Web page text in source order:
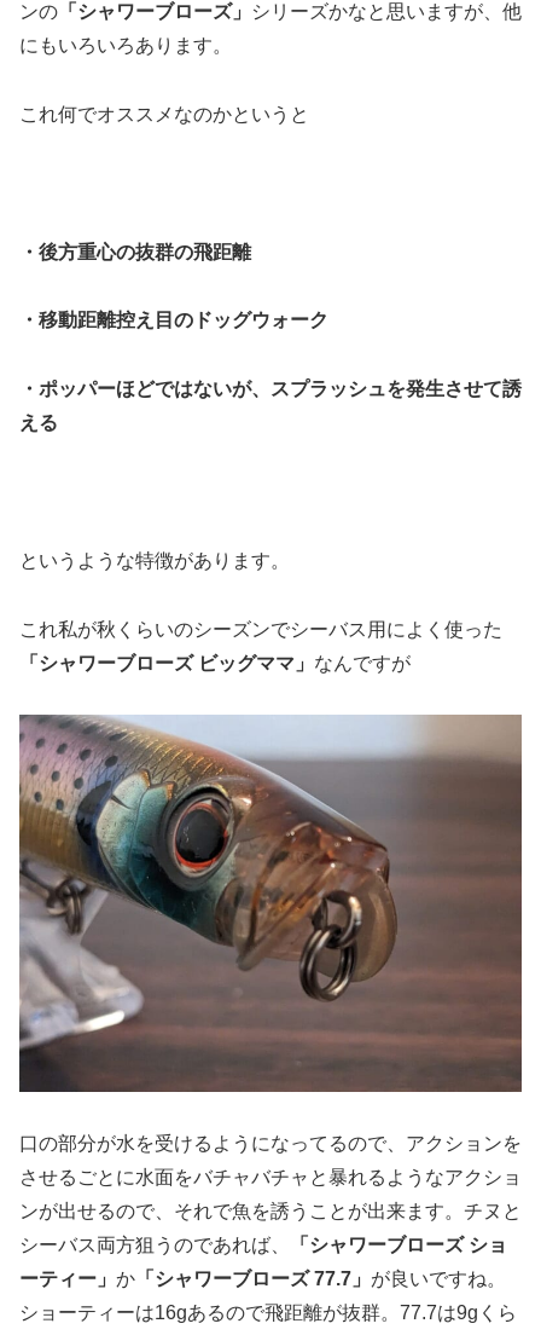
ンの 「シャワーブローズ」
シリーズかなと思いますが、他
にもいろいろあります。
これ何でオススメなのかというと
・後方重心の抜群の飛距離
・移動距離控え目のドッグウォーク
・ポッパーほどではないが、スプラッシュを発生させて誘
える
というような特徴があります。
これ私が秋くらいのシーズンでシーバス用によく使った
「シャワーブローズ ビッグママ」 なんですが
口の部分が水を受けるようになってるので、アクションを
させるごとに水面をバチャバチャと暴れるようなアクショ
ンが出せるので、それで魚を誘うことが出来ます。チヌと
シーバス両方狙うのであれば、
「シャワーブローズ ショ
ーティー」 か 「シャワーブローズ 77.7」 が良いですね。
ショーティーは16gあるので飛距離が抜群。77.7は9gくら